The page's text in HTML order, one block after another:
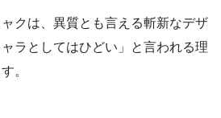
クは、異質とも言える斬新なデザ
ラとしてはひどい」と言われる理
。